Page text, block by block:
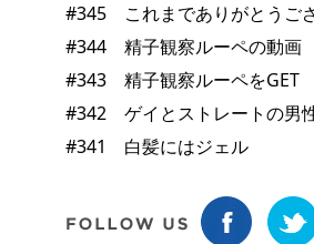
#344 精子観察ルーペの動画
#343 精子観察ルーペをGET
#341 白髪にはジェル